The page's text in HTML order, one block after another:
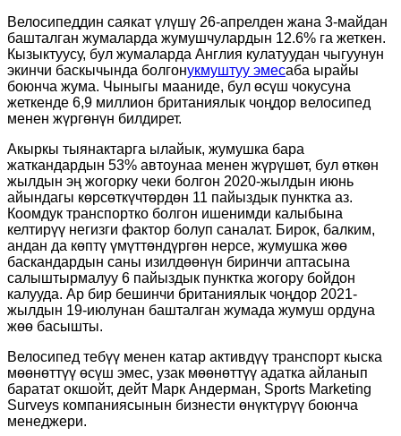
Велосипеддин саякат үлүшү 26-апрелден жана 3-майдан
башталган жумаларда жумушчулардын 12.6% га жеткен.
Кызыктуусу, бул жумаларда Англия кулатуудан чыгуунун
экинчи баскычында болгонукмуштуу эмесаба ырайы
боюнча жума. Чыныгы мааниде, бул өсүш чокусуна
жеткенде 6,9 миллион британиялык чоңдор велосипед
менен жүргөнүн билдирет.
Акыркы тыянактарга ылайык, жумушка бара
жаткандардын 53% автоунаа менен жүрүшөт, бул өткөн
жылдын эң жогорку чеки болгон 2020-жылдын июнь
айындагы көрсөткүчтөрдөн 11 пайыздык пунктка аз.
Коомдук транспортко болгон ишенимди калыбына
келтирүү негизги фактор болуп саналат. Бирок, балким,
андан да көптү үмүттөндүргөн нерсе, жумушка жөө
баскандардын саны изилдөөнүн биринчи аптасына
салыштырмалуу 6 пайыздык пунктка жогору бойдон
калууда. Ар бир бешинчи британиялык чоңдор 2021-
жылдын 19-июлунан башталган жумада жумуш ордуна
жөө басышты.
Велосипед тебүү менен катар активдүү транспорт кыска
мөөнөттүү өсүш эмес, узак мөөнөттүү адатка айланып
баратат окшойт, дейт Марк Андерман, Sports Marketing
Surveys компаниясынын бизнести өнүктүрүү боюнча
менеджери.